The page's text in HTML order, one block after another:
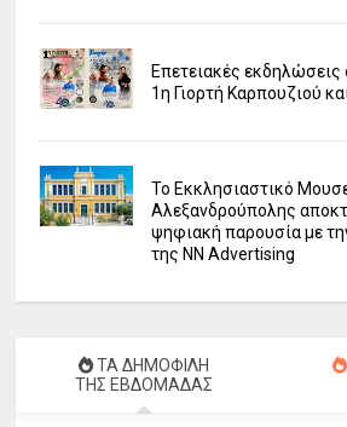
Επετειακές
1η Γιορτή Καρπουζιού
Το Εκκλησιαστικό
Αλεξανδρούπολης
ψηφιακή παρουσία με
της NN Advertising
ΤΑ ΔΗΜΟΦΙΛΗ
ΤΗΣ ΕΒΔΟΜΑΔΑΣ